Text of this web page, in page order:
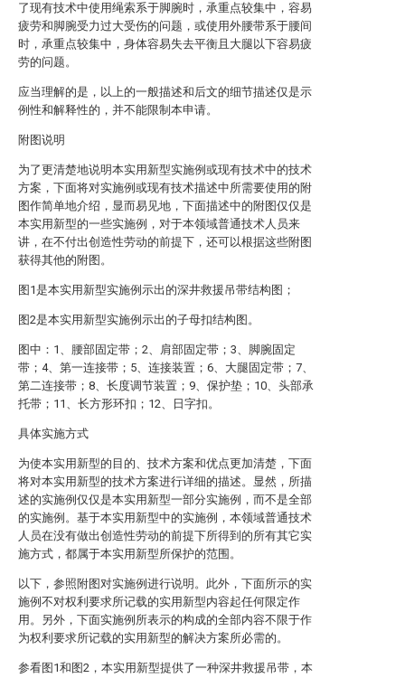
了现有技术中使用绳索系于脚腕时，承重点较集中，容易
疲劳和脚腕受力过大受伤的问题，或使用外腰带系于腰间
时，承重点较集中，身体容易失去平衡且大腿以下容易疲
劳的问题。
应当理解的是，以上的一般描述和后文的细节描述仅是示
例性和解释性的，并不能限制本申请。
附图说明
为了更清楚地说明本实用新型实施例或现有技术中的技术
方案，下面将对实施例或现有技术描述中所需要使用的附
图作简单地介绍，显而易见地，下面描述中的附图仅仅是
本实用新型的一些实施例，对于本领域普通技术人员来
讲，在不付出创造性劳动的前提下，还可以根据这些附图
获得其他的附图。
图1是本实用新型实施例示出的深井救援吊带结构图；
图2是本实用新型实施例示出的子母扣结构图。
图中：1、腰部固定带；2、肩部固定带；3、脚腕固定
带；4、第一连接带；5、连接装置；6、大腿固定带；7、
第二连接带；8、长度调节装置；9、保护垫；10、头部承
托带；11、长方形环扣；12、日字扣。
具体实施方式
为使本实用新型的目的、技术方案和优点更加清楚，下面
将对本实用新型的技术方案进行详细的描述。显然，所描
述的实施例仅仅是本实用新型一部分实施例，而不是全部
的实施例。基于本实用新型中的实施例，本领域普通技术
人员在没有做出创造性劳动的前提下所得到的所有其它实
施方式，都属于本实用新型所保护的范围。
以下，参照附图对实施例进行说明。此外，下面所示的实
施例不对权利要求所记载的实用新型内容起任何限定作
用。另外，下面实施例所表示的构成的全部内容不限于作
为权利要求所记载的实用新型的解决方案所必需的。
参看图1和图2，本实用新型提供了一种深井救援吊带，本